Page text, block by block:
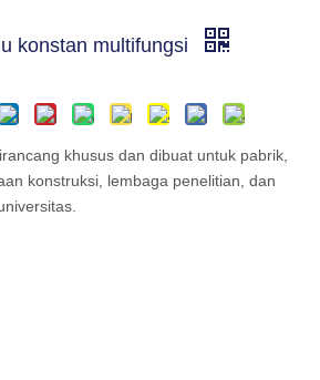
konstan multifungsi
khusus dan dibuat untuk pabrik,
konstruksi, lembaga penelitian, dan